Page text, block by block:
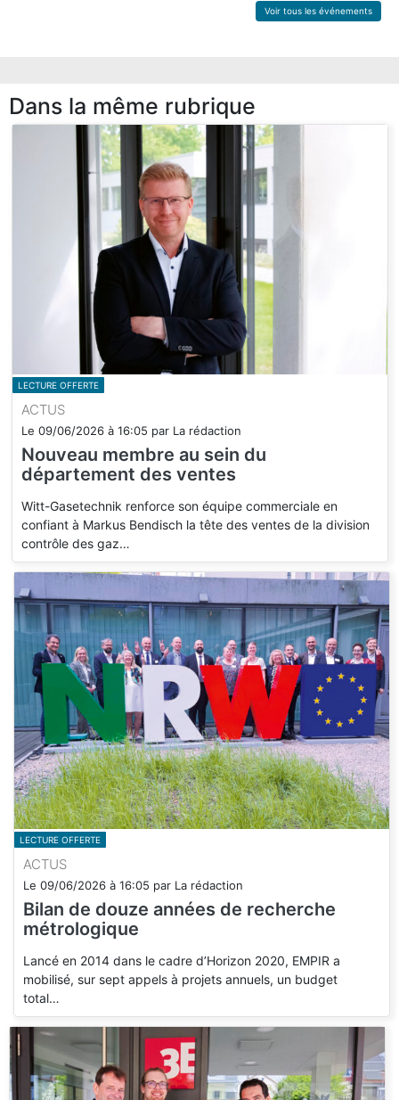
Voir tous les événements
Dans la même rubrique
LECTURE OFFERTE
ACTUS
Le 09/06/2026 à 16:05 par La rédaction
Nouveau membre au sein du
département des ventes
Witt-Gasetechnik renforce son équipe commerciale en
confiant à Markus Bendisch la tête des ventes de la division
contrôle des gaz…
LECTURE OFFERTE
ACTUS
Le 09/06/2026 à 16:05 par La rédaction
Bilan de douze années de recherche
métrologique
Lancé en 2014 dans le cadre d’Horizon 2020, EMPIR a
mobilisé, sur sept appels à projets annuels, un budget
total…